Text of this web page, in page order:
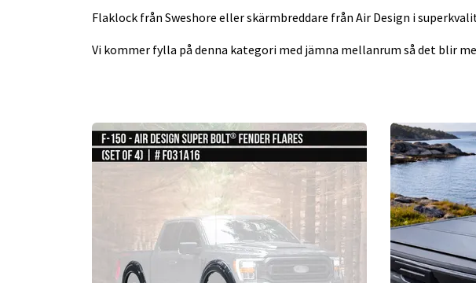
Flaklock från Sweshore eller skärmbreddare från Air Design i
Vi kommer fylla på denna kategori med jämna mellanrum så det blir